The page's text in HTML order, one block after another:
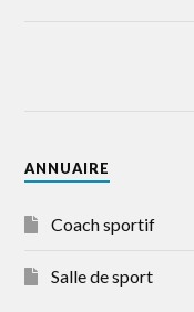
ANNUAIRE
Coach sportif
Salle de sport